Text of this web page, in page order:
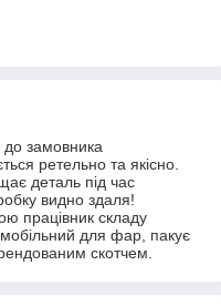
замовника
ретельно та якісно.
деталь під час
видно здаля!
працівник складу
для фар, пакує
скотчем.